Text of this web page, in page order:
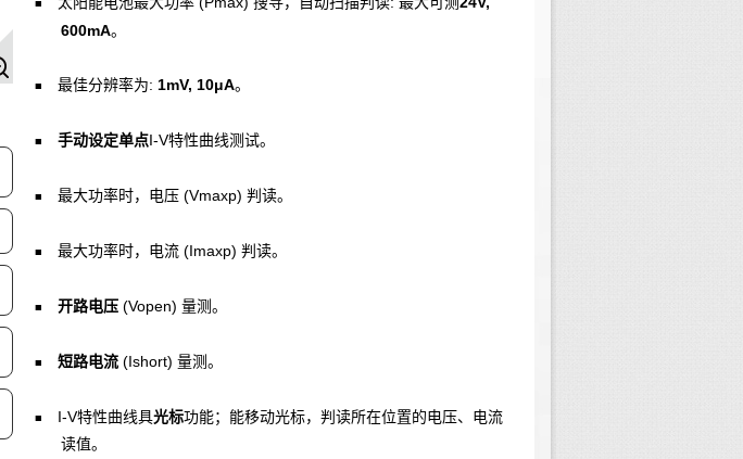
■
600mA。
■ 最佳分辨率为: 1mV, 10μA。
■ 手动设定单点I-V特性曲线测试。
■ 最大功率时，电压 (Vmaxp) 判读。
■ 最大功率时，电流 (Imaxp) 判读。
■ 开路电压 (Vopen) 量测。
■ 短路电流 (Ishort) 量测。
■ I-V特性曲线具光标功能；能移动光标，判读所在位置的电压、电流
读值。